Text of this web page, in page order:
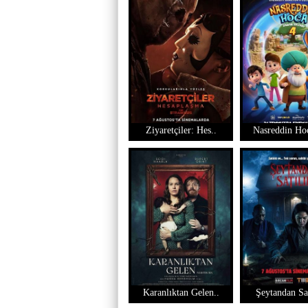
Ziyaretçiler: Hes.. Nasreddin
Karanlıktan Gelen.. Şeytandan